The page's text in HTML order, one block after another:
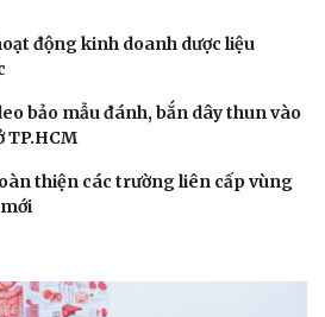
Câu chuyện thời sự
Hạt giống tâm hồn
động kinh doanh dược liệu
bảo mẫu đánh, bắn dây thun vào
TP.HCM
thiện các trường liên cấp vùng